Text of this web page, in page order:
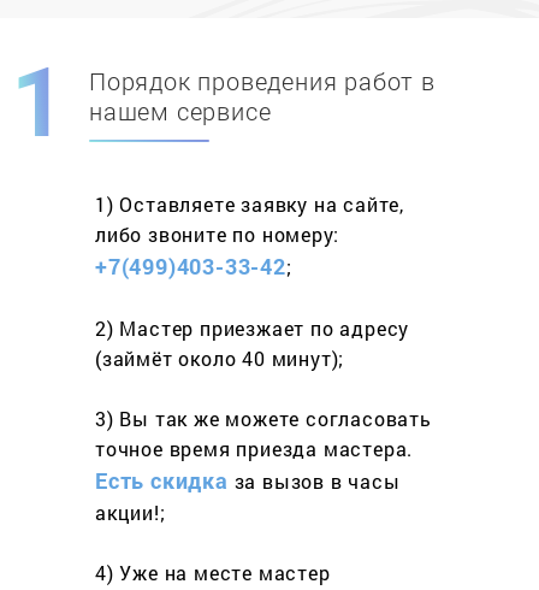
Скидка при первомзаказе на адрес
составит 15%
Работаем более 10 лет
весь спектр услуг
Порядок проведения работ в
нашем сервисе
1) Оставляете заявку на сайте,
либо звоните по номеру:
+7(499)403-33-42;
2) Мастер приезжает по адресу
(займёт около 40 минут);
3) Вы так же можете согласовать
точное время приезда мастера.
Есть скидка за вызов в часы
акции!;
4) Уже на месте мастер